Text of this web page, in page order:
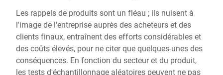
Les rappels de produits sont un fléau ; ils nuisent à
l'image de l'entreprise auprès des acheteurs et des
clients finaux, entraînent des efforts considérables et
des coûts élevés, pour ne citer que quelques-unes des
conséquences. En fonction du secteur et du produit,
les tests d'échantillonnage aléatoires peuvent ne pas